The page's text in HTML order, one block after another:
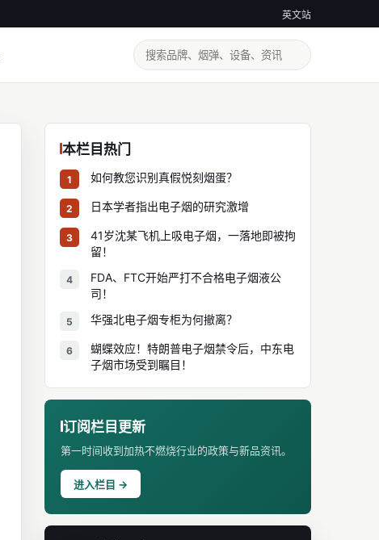
英文站
本栏目热门
1 如何教您识别真假悦刻烟蛋？
2 日本学者指出电子烟的研究激增
3
41岁沈某飞机上吸电子烟，一落地即被拘
留！
4
FDA、FTC开始严打不合格电子烟液公
司！
5 华强北电子烟专柜为何撤离？
6
蝴蝶效应！特朗普电子烟禁令后，中东电
子烟市场受到瞩目！
订阅栏目更新
第一时间收到加热不燃烧行业的政策与新品资讯。
进入栏目 →